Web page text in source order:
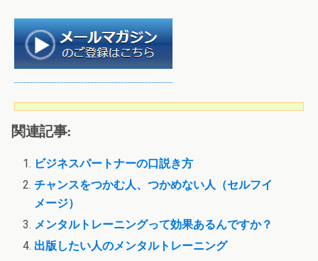
関連記事:
ビジネスパートナーの口説き方
チャンスをつかむ人、つかめない人（セルフイ
メージ）
メンタルトレーニングって効果あるんですか？
出版したい人のメンタルトレーニング